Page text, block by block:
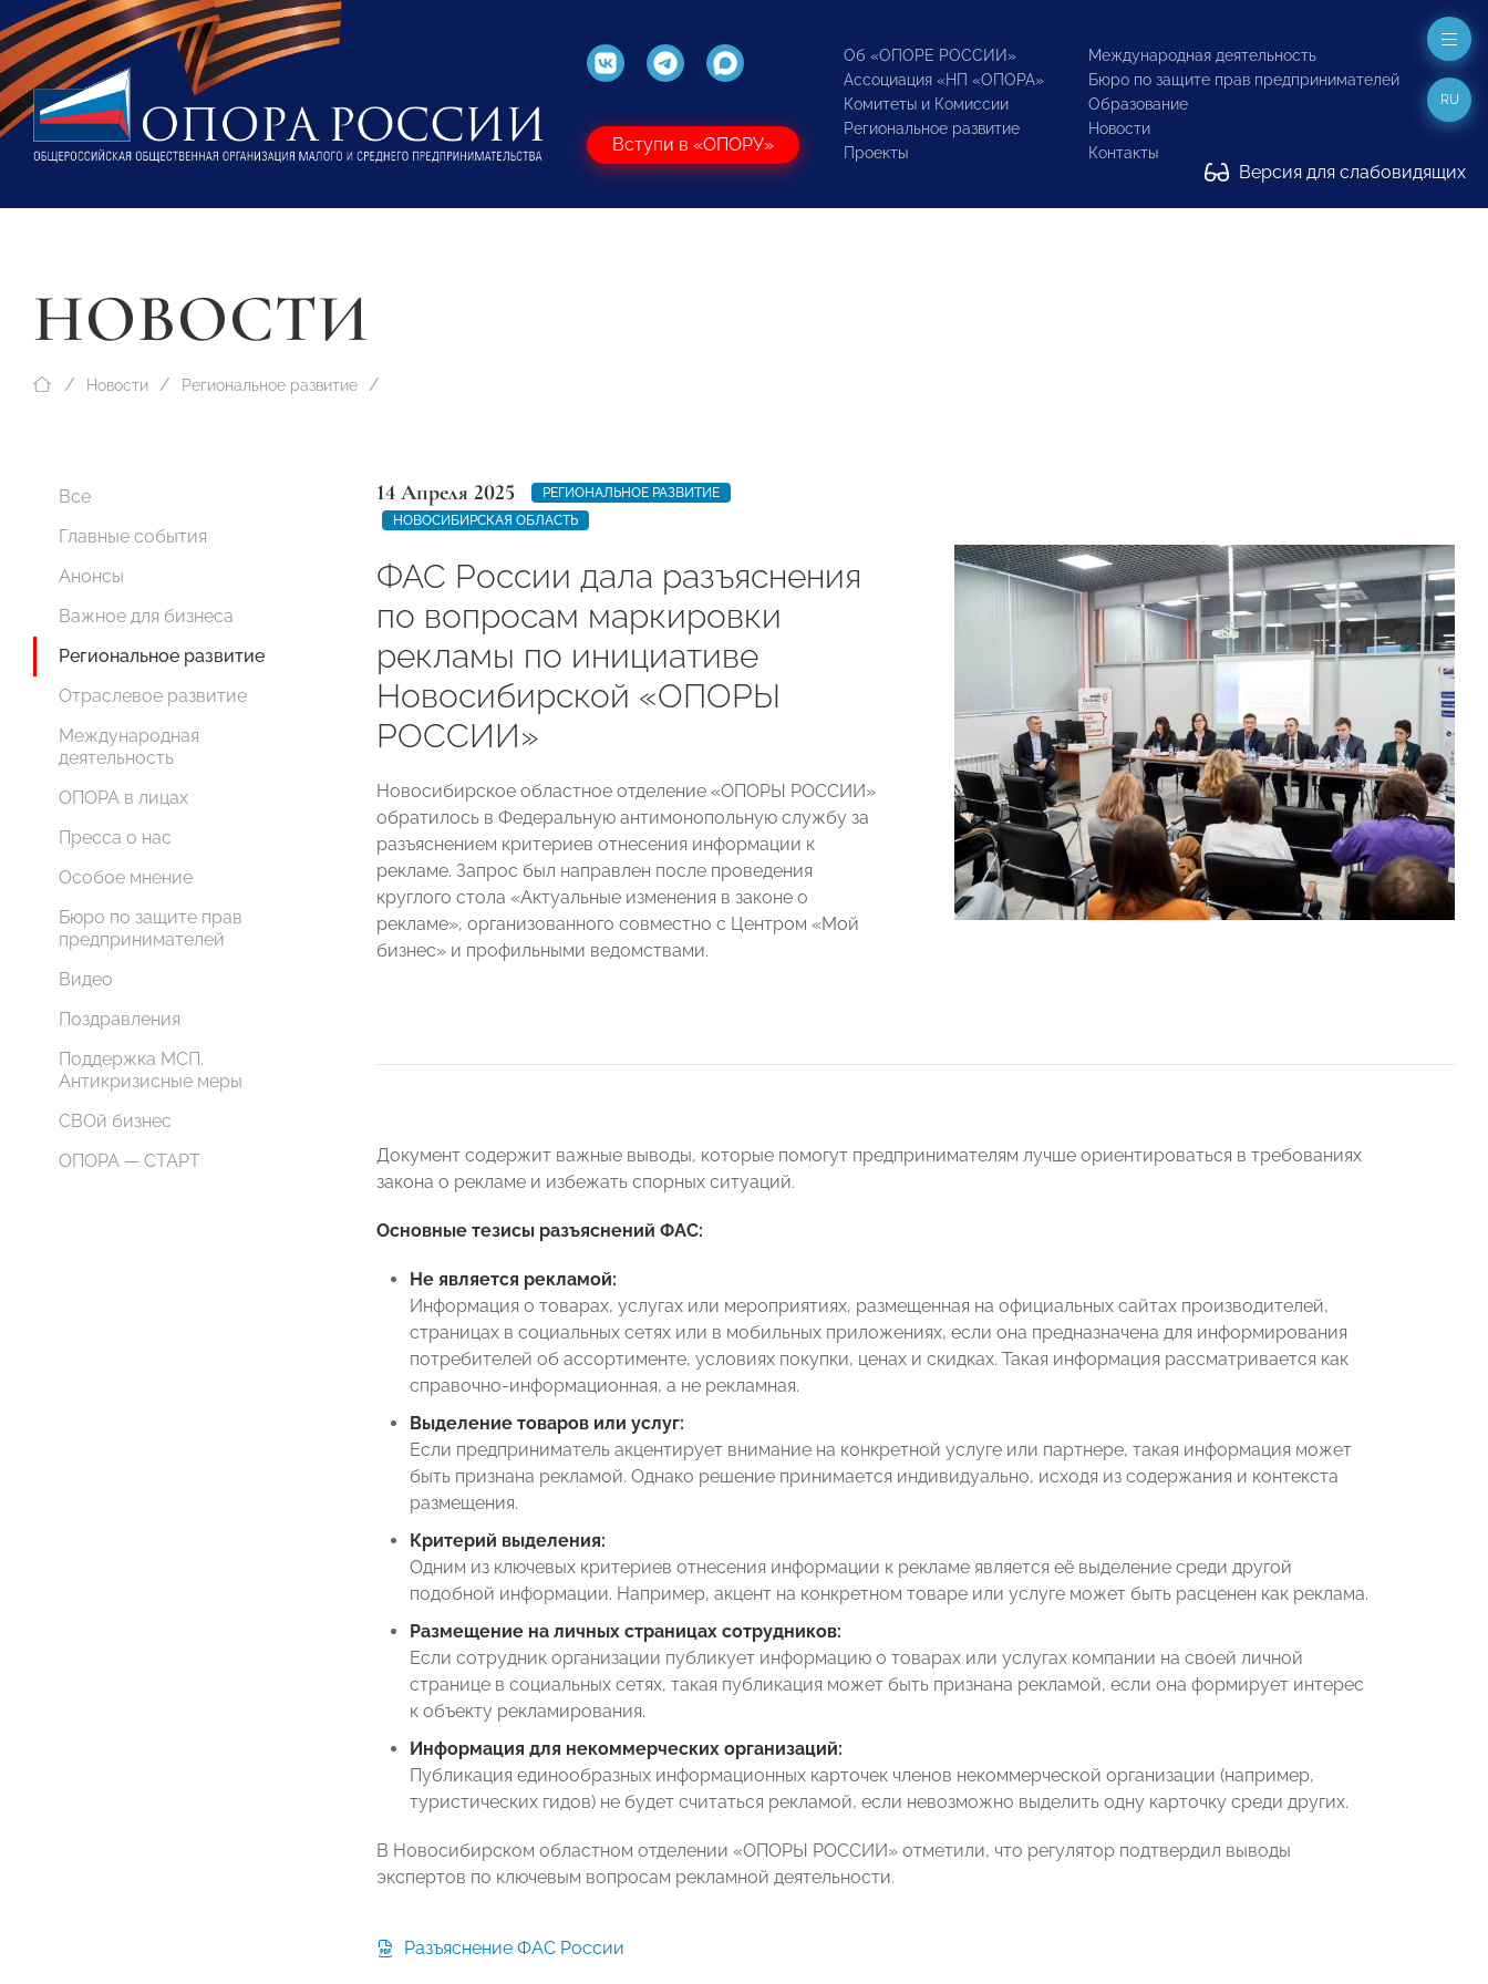
Вступи в «ОПОРУ»
Об «ОПОРЕ РОССИИ»
Ассоциация «НП «ОПОРА»
Комитеты и Комиссии
Региональное развитие
Проекты
Международная деятельность
Бюро по защите прав предпринимателей
Образование
Новости
Контакты
Версия для слабовидящих
RU
НОВОСТИ
Новости Региональное развитие
Все
Главные события
Анонсы
Важное для бизнеса
Региональное развитие
Отраслевое развитие
Международная
деятельность
ОПОРА в лицах
Пресса о нас
Особое мнение
Бюро по защите прав
предпринимателей
Видео
Поздравления
Поддержка МСП.
Антикризисные меры
СВОй бизнес
ОПОРА — СТАРТ
14 Апреля 2025
РЕГИОНАЛЬНОЕ РАЗВИТИЕ
НОВОСИБИРСКАЯ ОБЛАСТЬ
ФАС России дала разъяснения
по вопросам маркировки
рекламы по инициативе
Новосибирской «ОПОРЫ
РОССИИ»
Новосибирское областное отделение «ОПОРЫ РОССИИ»
обратилось в Федеральную антимонопольную службу за
разъяснением критериев отнесения информации к
рекламе. Запрос был направлен после проведения
круглого стола «Актуальные изменения в законе о
рекламе», организованного совместно с Центром «Мой
бизнес» и профильными ведомствами.
Документ содержит важные выводы, которые помогут предпринимателям лучше ориентироваться в требованиях
закона о рекламе и избежать спорных ситуаций.
Основные тезисы разъяснений ФАС:
Не является рекламой:
Информация о товарах, услугах или мероприятиях, размещенная на официальных сайтах производителей,
страницах в социальных сетях или в мобильных приложениях, если она предназначена для информирования
потребителей об ассортименте, условиях покупки, ценах и скидках. Такая информация рассматривается как
справочно-информационная, а не рекламная.
Выделение товаров или услуг:
Если предприниматель акцентирует внимание на конкретной услуге или партнере, такая информация может
быть признана рекламой. Однако решение принимается индивидуально, исходя из содержания и контекста
размещения.
Критерий выделения:
Одним из ключевых критериев отнесения информации к рекламе является её выделение среди другой
подобной информации. Например, акцент на конкретном товаре или услуге может быть расценен как реклама.
Размещение на личных страницах сотрудников:
Если сотрудник организации публикует информацию о товарах или услугах компании на своей личной
странице в социальных сетях, такая публикация может быть признана рекламой, если она формирует интерес
к объекту рекламирования.
Информация для некоммерческих организаций:
Публикация единообразных информационных карточек членов некоммерческой организации (например,
туристических гидов) не будет считаться рекламой, если невозможно выделить одну карточку среди других.
В Новосибирском областном отделении «ОПОРЫ РОССИИ» отметили, что регулятор подтвердил выводы
экспертов по ключевым вопросам рекламной деятельности.
Разъяснение ФАС России